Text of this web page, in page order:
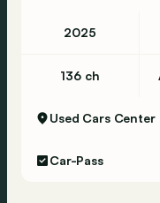
2025
136 ch
Car-Pass